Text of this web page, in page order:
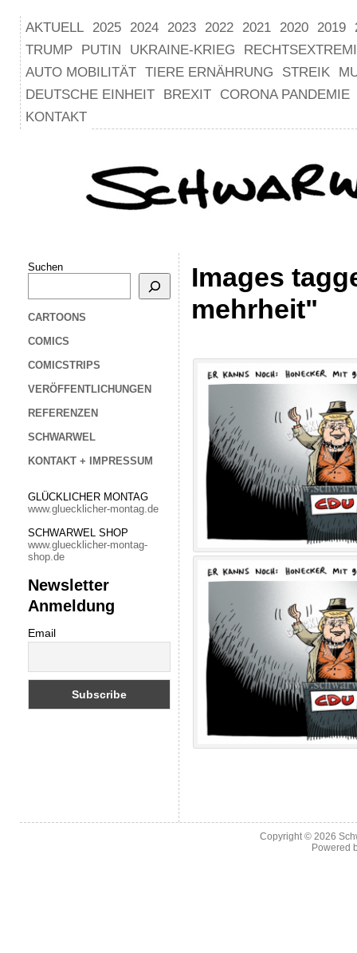
AKTUELL 2025 2024 2023 2022 2021 2020 2019
TRUMP
PUTIN UKRAINE-KRIEG
AUTO MOBILITÄT TIERE ERNÄHRUNG STREIK
DEUTSCHE EINHEIT
BREXIT
CORONA PANDEMIE
KONTAKT
Suchen
CARTOONS
COMICS
COMICSTRIPS
VERÖFFENTLICHUNGEN
REFERENZEN
SCHWARWEL
KONTAKT + IMPRESSUM
GLÜCKLICHER MONTAG
www.gluecklicher-montag.de
SCHWARWEL SHOP
www.gluecklicher-montag-
shop.de
Newsletter
Anmeldung
Email
Images
mehrheit"
Copyright © 2026
Powered